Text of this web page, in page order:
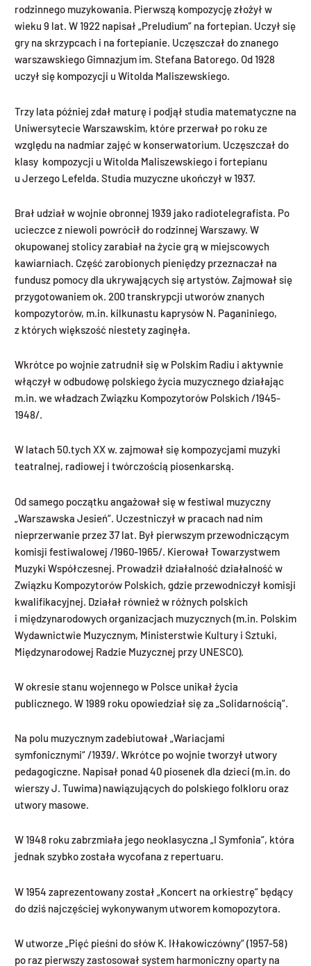
rodzinnego muzykowania. Pierwszą kompozycję złożył w
wieku 9 lat. W 1922 napisał „Preludium“ na fortepian. Uczył się
gry na skrzypcach i na fortepianie. Uczęszczał do znanego
warszawskiego Gimnazjum im. Stefana Batorego. Od 1928
uczył się kompozycji u Witolda Maliszewskiego.
Trzy lata później zdał maturę i podjął studia matematyczne na
Uniwersytecie Warszawskim, które przerwał po roku ze
względu na nadmiar zajęć w konserwatorium. Uczęszczał do
klasy kompozycji u Witolda Maliszewskiego i fortepianu
u Jerzego Lefelda. Studia muzyczne ukończył w 1937.
Brał udział w wojnie obronnej 1939 jako radiotelegrafista. Po
ucieczce z niewoli powrócił do rodzinnej Warszawy. W
okupowanej stolicy zarabiał na życie grą w miejscowych
kawiarniach. Część zarobionych pieniędzy przeznaczał na
fundusz pomocy dla ukrywających się artystów. Zajmował się
przygotowaniem ok. 200 transkrypcji utworów znanych
kompozytorów, m.in. kilkunastu kaprysów N. Paganiniego,
z których większość niestety zaginęła.
Wkrótce po wojnie zatrudnił się w Polskim Radiu i aktywnie
włączył w odbudowę polskiego życia muzycznego działając
m.in. we władzach Związku Kompozytorów Polskich /1945-
1948/.
W latach 50.tych XX w. zajmował się kompozycjami muzyki
teatralnej, radiowej i twórczością piosenkarską.
Od samego początku angażował się w festiwal muzyczny
„Warszawska Jesień“. Uczestniczył w pracach nad nim
nieprzerwanie przez 37 lat. Był pierwszym przewodniczącym
komisji festiwalowej /1960-1965/. Kierował Towarzystwem
Muzyki Współczesnej. Prowadził działalność działalność w
Związku Kompozytorów Polskich, gdzie przewodniczył komisji
kwalifikacyjnej. Działał również w różnych polskich
i międzynarodowych organizacjach muzycznych (m.in. Polskim
Wydawnictwie Muzycznym, Ministerstwie Kultury i Sztuki,
Międzynarodowej Radzie Muzycznej przy UNESCO).
W okresie stanu wojennego w Polsce unikał życia
publicznego. W 1989 roku opowiedział się za „Solidarnością“.
Na polu muzycznym zadebiutował „Wariacjami
symfonicznymi“ /1939/. Wkrótce po wojnie tworzył utwory
pedagogiczne. Napisał ponad 40 piosenek dla dzieci (m.in. do
wierszy J. Tuwima) nawiązujących do polskiego folkloru oraz
utwory masowe.
W 1948 roku zabrzmiała jego neoklasyczna „I Symfonia“, która
jednak szybko została wycofana z repertuaru.
W 1954 zaprezentowany został „Koncert na orkiestrę“ będący
do dziś najczęściej wykonywanym utworem komopozytora.
W utworze „Pięć pieśni do słów K. Iłłakowiczówny“ (1957-58)
po raz pierwszy zastosował system harmoniczny oparty na